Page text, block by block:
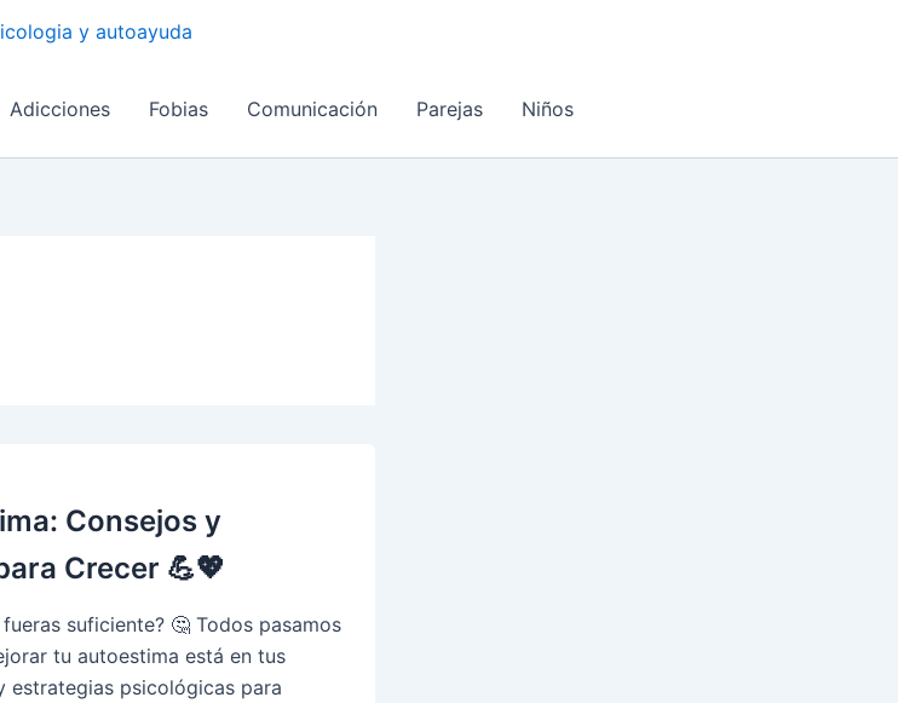
Adicciones Fobias Comunicación Parejas Niños
Consejos y
Crecer 💪💖
suficiente? 🤔 Todos pasamos
tu autoestima está en tus
estrategias psicológicas para